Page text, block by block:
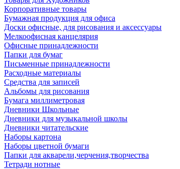
Корпоративные товары
Бумажная продукция для офиса
Доски офисные, для рисования и аксессуары
Мелкоофисная канцелярия
Офисные принадлежности
Папки для бумаг
Письменные принадлежности
Расходные материалы
Средства для записей
Альбомы для рисования
Бумага миллиметровая
Дневники Школьные
Дневники для музыкальной школы
Дневники читательские
Наборы картона
Наборы цветной бумаги
Папки для акварели,черчения,творчества
Тетради нотные